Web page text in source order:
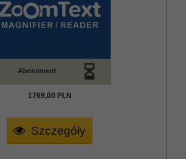
1769,00 PLN
Szczegóły